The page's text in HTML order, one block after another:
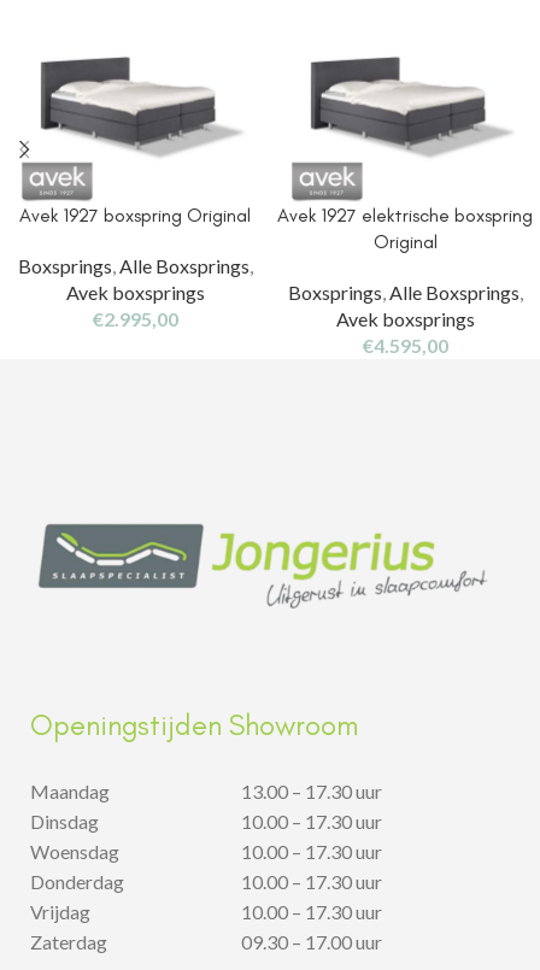
Avek 1927 boxspring Original
Boxsprings,Alle Boxsprings,
Avek boxsprings
€2.995,00
Avek 1927 elektrische boxspring
Original
Boxsprings,Alle Boxsprings,
Avek boxsprings
€4.595,00
Openingstijden Showroom
Maandag
Dinsdag
Woensdag
Donderdag
Vrijdag
Zaterdag
13.00 – 17.30 uur
10.00 – 17.30 uur
10.00 – 17.30 uur
10.00 – 17.30 uur
10.00 – 17.30 uur
09.30 – 17.00 uur